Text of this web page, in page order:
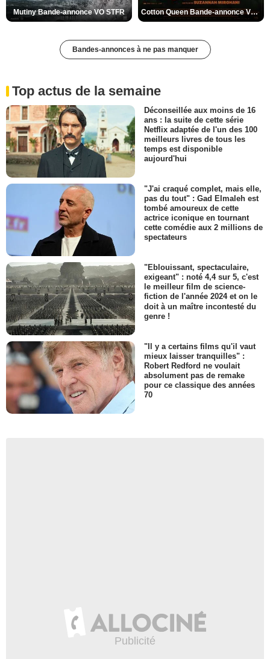
Mutiny Bande-annonce VO STFR Cotton Queen Bande-annonce VO STFR
Bandes-annonces à ne pas manquer
Top actus de la semaine
Déconseillée aux moins de 16
ans : la suite de cette série
Netflix adaptée de l'un des 100
meilleurs livres de tous les
temps est disponible
aujourd'hui
"J'ai craqué complet, mais elle,
pas du tout" : Gad Elmaleh est
tombé amoureux de cette
actrice iconique en tournant
cette comédie aux 2 millions de
spectateurs
"Eblouissant, spectaculaire,
exigeant" : noté 4,4 sur 5, c'est
le meilleur film de science-
fiction de l'année 2024 et on le
doit à un maître incontesté du
genre !
"Il y a certains films qu'il vaut
mieux laisser tranquilles" :
Robert Redford ne voulait
absolument pas de remake
pour ce classique des années
70